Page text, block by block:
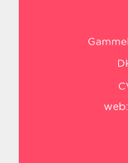
web: